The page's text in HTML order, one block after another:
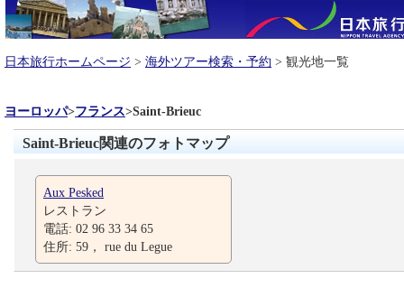
日本旅行ホームページ > 海外ツアー検索・予約 > 観光地一覧
ヨーロッパ>フランス>Saint-Brieuc
Saint-Brieuc関連のフォトマップ
Aux Pesked
レストラン
電話: 02 96 33 34 65
住所: 59， rue du Legue